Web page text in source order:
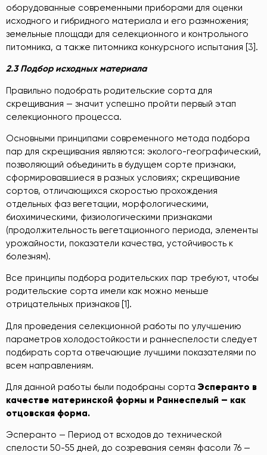
оборудованные современными приборами для оценки
исходного и гибридного материала и его размножения;
земельные площади для селекционного и контрольного
питомника, а также питомника конкурсного испытания [3].
2.3 Подбор исходных материала
Правильно подобрать родительские сорта для
скрещивания — значит успешно пройти первый этап
селекционного процесса.
Основными принципами современного метода подбора
пар для скрещивания являются: эколого-географический,
позволяющий объединить в будущем сорте признаки,
сформировавшиеся в разных условиях; скрещивание
сортов, отличающихся скоростью прохождения
отдельных фаз вегетации, морфологическими,
биохимическими, физиологическими признаками
(продолжительность вегетационного периода, элементы
урожайности, показатели качества, устойчивость к
болезням).
Все принципы подбора родительских пар требуют, чтобы
родительские сорта имели как можно меньше
отрицательных признаков [1].
Для проведения селекционной работы по улучшению
параметров холодостойкости и раннеспелости следует
подбирать сорта отвечающие лучшими показателями по
всем направлениям.
Для данной работы были подобраны сорта Эсперанто в
качестве материнской формы и Раннеспелый — как
отцовская форма.
Эсперанто — Период от всходов до технической
спелости 50-55 дней, до созревания семян фасоли 76 —